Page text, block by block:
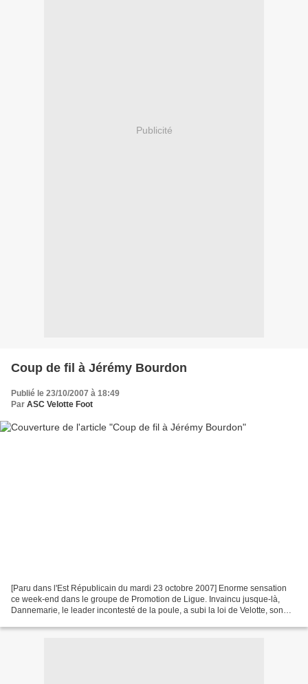
Publicité
Coup de fil à Jérémy Bourdon
Publié le 23/10/2007 à 18:49
Par ASC Velotte Foot
[Paru dans l'Est Républicain du mardi 23 octobre 2007] Enorme sensation
ce week-end dans le groupe de Promotion de Ligue. Invaincu jusque-là,
Dannemarie, le leader incontesté de la poule, a subi la loi de Velotte, son